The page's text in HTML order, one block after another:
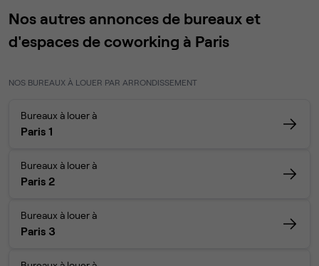
Nos autres annonces de bureaux et
d'espaces de coworking à Paris
NOS BUREAUX À LOUER PAR ARRONDISSEMENT
Bureaux à louer à
Paris 1
Bureaux à louer à
Paris 2
Bureaux à louer à
Paris 3